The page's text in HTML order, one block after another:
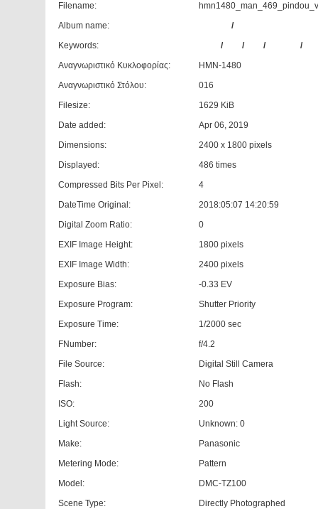
Filename:
Album name:
/
Keywords:
/ / / /
Αναγνωριστικό Κυκλοφορίας:
ΗΜΝ-1480
Αναγνωριστικό Στόλου:
016
Filesize:
1629 KiB
Date added:
Apr 06, 2019
Dimensions:
2400 x 1800 pixels
Displayed:
486 times
Compressed Bits Per Pixel:
4
DateTime Original:
2018:05:07 14:20:59
Digital Zoom Ratio:
0
EXIF Image Height:
1800 pixels
EXIF Image Width:
2400 pixels
Exposure Bias:
-0.33 EV
Exposure Program:
Shutter Priority
Exposure Time:
1/2000 sec
FNumber:
f/4.2
File Source:
Digital Still Camera
Flash:
No Flash
ISO:
200
Light Source:
Unknown: 0
Make:
Panasonic
Metering Mode:
Pattern
Model:
DMC-TZ100
Scene Type:
Directly Photographed